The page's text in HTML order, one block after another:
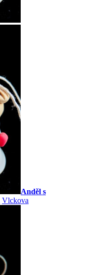
Anděl s
Vlckova